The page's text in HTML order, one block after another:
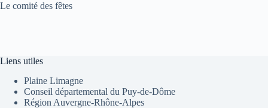
Le comité des fêtes
Liens utiles
Plaine Limagne
Conseil départemental du Puy-de-Dôme
Région Auvergne-Rhône-Alpes